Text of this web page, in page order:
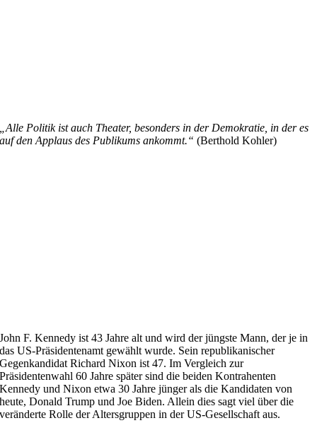
„Alle Politik ist auch Theater, besonders in der Demokratie, in der es
auf den Applaus des Publikums ankommt.“ (Berthold Kohler)
John F. Kennedy ist 43 Jahre alt und wird der jüngste Mann, der je in
das US-Präsidentenamt gewählt wurde. Sein republikanischer
Gegenkandidat Richard Nixon ist 47. Im Vergleich zur
Präsidentenwahl 60 Jahre später sind die beiden Kontrahenten
Kennedy und Nixon etwa 30 Jahre jünger als die Kandidaten von
heute, Donald Trump und Joe Biden. Allein dies sagt viel über die
veränderte Rolle der Altersgruppen in der US-Gesellschaft aus.